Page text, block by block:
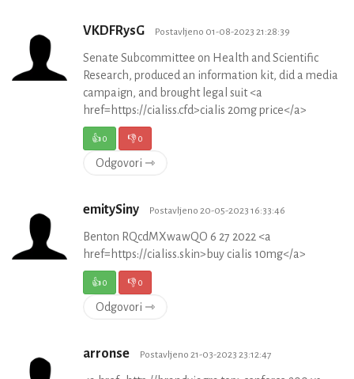
VKDFRysG Postavljeno 01-08-2023 21:28:39
Senate Subcommittee on Health and Scientific
Research, produced an information kit, did a media
campaign, and brought legal suit <a
href=https://cialiss.cfd>cialis 20mg price</a>
👍0 👎0
Odgovori ⇾
emitySiny Postavljeno 20-05-2023 16:33:46
Benton RQcdMXwawQO 6 27 2022 <a
href=https://cialiss.skin>buy cialis 10mg</a>
👍0 👎0
Odgovori ⇾
arronse Postavljeno 21-03-2023 23:12:47